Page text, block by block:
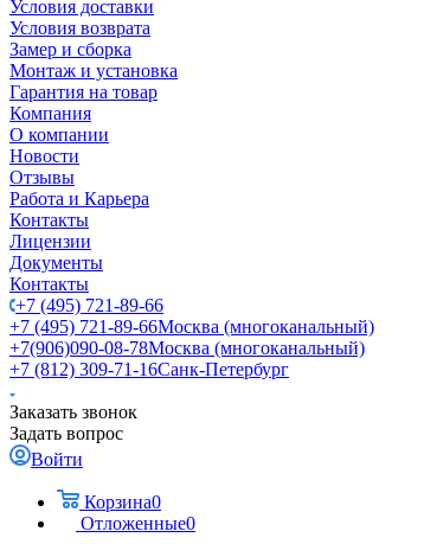
Условия доставки
Условия возврата
Замер и сборка
Монтаж и установка
Гарантия на товар
Компания
О компании
Новости
Отзывы
Работа и Карьера
Контакты
Лицензии
Документы
Контакты
+7 (495) 721-89-66
+7 (495) 721-89-66Москва (многоканальный)
+7(906)090-08-78Москва (многоканальный)
+7 (812) 309-71-16Санк-Петербург
Заказать звонок
Задать вопрос
Войти
Корзина0
Отложенные0